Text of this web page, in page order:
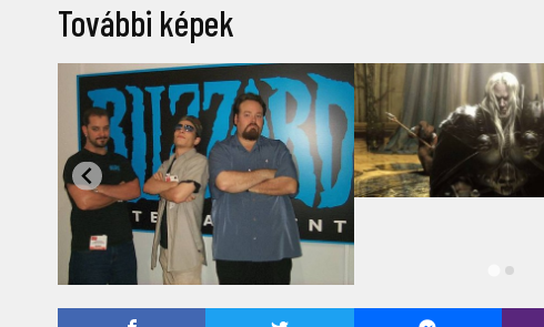
További képek